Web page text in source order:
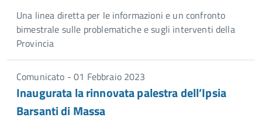
Una linea diretta per le informazioni e un confronto
bimestrale sulle problematiche e sugli interventi della
Provincia
Comunicato - 01 Febbraio 2023
Inaugurata la rinnovata palestra dell’Ipsia
Barsanti di Massa